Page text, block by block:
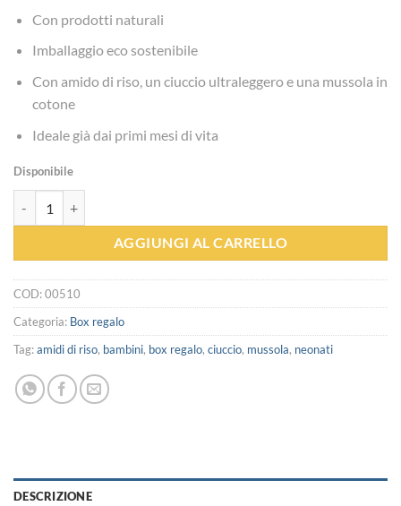
Con prodotti naturali
Imballaggio eco sostenibile
Con amido di riso, un ciuccio ultraleggero e una mussola in
cotone
Ideale già dai primi mesi di vita
Disponibile
AGGIUNGI AL CARRELLO
COD:00510
Categoria: Box regalo
Tag:amidi di riso, bambini, box regalo, ciuccio, mussola, neonati
DESCRIZIONE